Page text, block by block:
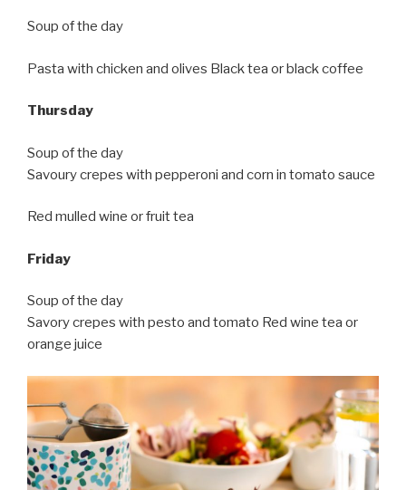
Soup of the day
Pasta with chicken and olives Black tea or black coffee
Thursday
Soup of the day
Savoury crepes with pepperoni and corn in tomato sauce
Red mulled wine or fruit tea
Friday
Soup of the day
Savory crepes with pesto and tomato Red wine tea or
orange juice